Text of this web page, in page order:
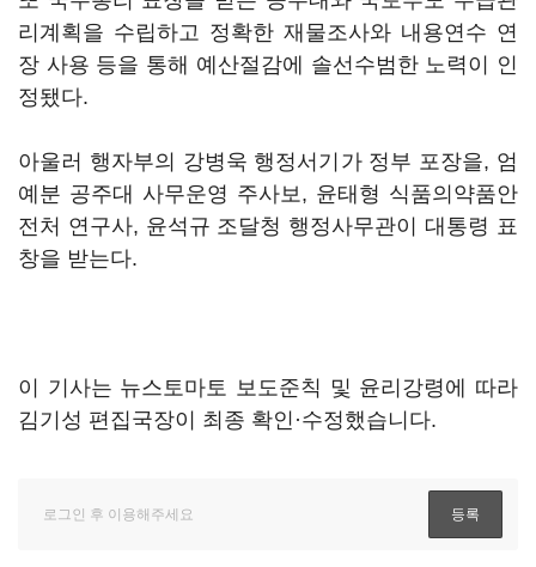
리계획을 수립하고 정확한 재물조사와 내용연수 연
장 사용 등을 통해 예산절감에 솔선수범한 노력이 인
정됐다.
아울러 행자부의 강병욱 행정서기가 정부 포장을, 엄
예분 공주대 사무운영 주사보, 윤태형 식품의약품안
전처 연구사, 윤석규 조달청 행정사무관이 대통령 표
창을 받는다.
이 기사는 뉴스토마토 보도준칙 및 윤리강령에 따라
김기성 편집국장이 최종 확인·수정했습니다.